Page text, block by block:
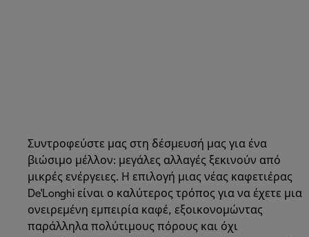
Συντροφεύστε μας στη δέσμευσή μας για ένα
βιώσιμο μέλλον: μεγάλες αλλαγές ξεκινούν από
μικρές ενέργειες. Η επιλογή μιας νέας καφετιέρας
De'Longhi είναι ο καλύτερος τρόπος για να έχετε μια
ονειρεμένη εμπειρία καφέ, εξοικονομώντας
παράλληλα πολύτιμους πόρους και όχι